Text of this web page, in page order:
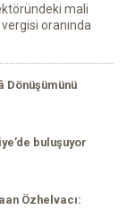
mali
oranında
Dönüşümünü
buluşuyor
Özhelvacı: